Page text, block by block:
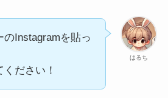
はるち
のInstagramを貼っ
ださい！